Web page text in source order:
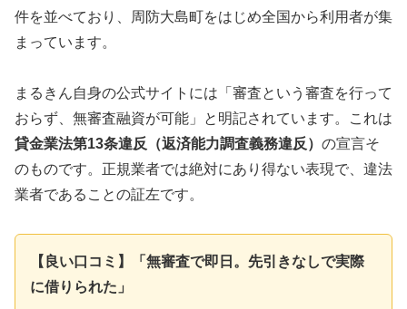
件を並べており、周防大島町をはじめ全国から利用者が集
まっています。
まるきん自身の公式サイトには「審査という審査を行って
おらず、無審査融資が可能」と明記されています。これは
貸金業法第13条違反（返済能力調査義務違反） の宣言そ
のものです。正規業者では絶対にあり得ない表現で、違法
業者であることの証左です。
【良い口コミ】「無審査で即日。先引きなしで実際
に借りられた」